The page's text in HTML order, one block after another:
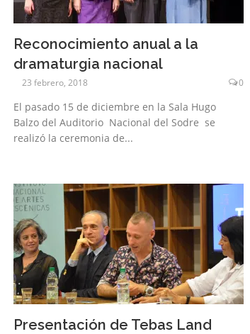
Reconocimiento anual a la
dramaturgia nacional
23 febrero, 2018 0
El pasado 15 de diciembre en la Sala Hugo
Balzo del Auditorio Nacional del Sodre se
realizó la ceremonia de...
Presentación de Tebas Land